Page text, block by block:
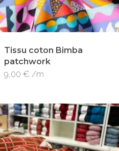
Tissu coton Bimba
patchwork
9,00€ /m